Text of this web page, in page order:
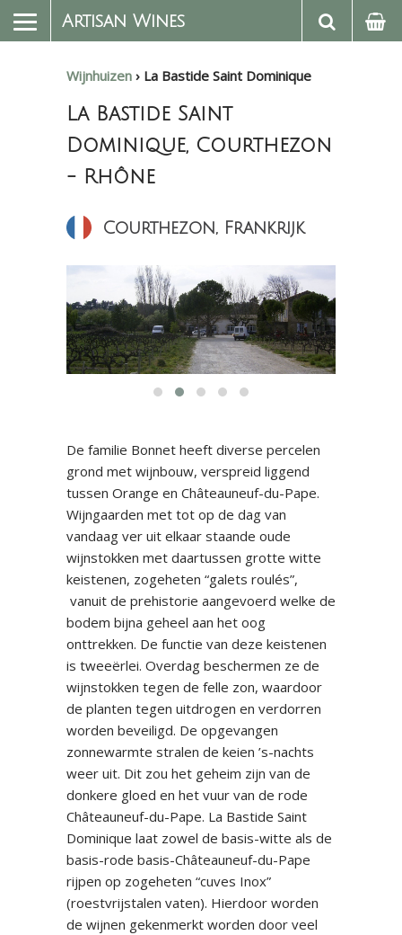
Artisan Wines
Wijnhuizen › La Bastide Saint Dominique
La Bastide Saint
Dominique, Courthezon
- Rhône
Courthezon, Frankrijk
De familie Bonnet heeft diverse percelen
grond met wijnbouw, verspreid liggend
tussen Orange en Châteauneuf-du-Pape.
Wijngaarden met tot op de dag van
vandaag ver uit elkaar staande oude
wijnstokken met daartussen grotte witte
keistenen, zogeheten “galets roulés”,
vanuit de prehistorie aangevoerd welke de
bodem bijna geheel aan het oog
onttrekken. De functie van deze keistenen
is tweeërlei. Overdag beschermen ze de
wijnstokken tegen de felle zon, waardoor
de planten tegen uitdrogen en verdorren
worden beveiligd. De opgevangen
zonnewarmte stralen de keien ’s-nachts
weer uit. Dit zou het geheim zijn van de
donkere gloed en het vuur van de rode
Châteauneuf-du-Pape. La Bastide Saint
Dominique laat zowel de basis-witte als de
basis-rode basis-Châteauneuf-du-Pape
rijpen op zogeheten “cuves Inox”
(roestvrijstalen vaten). Hierdoor worden
de wijnen gekenmerkt worden door veel